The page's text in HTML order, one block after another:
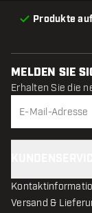
Produkte
MELDEN SIE
Erhalten Sie die
Versand &